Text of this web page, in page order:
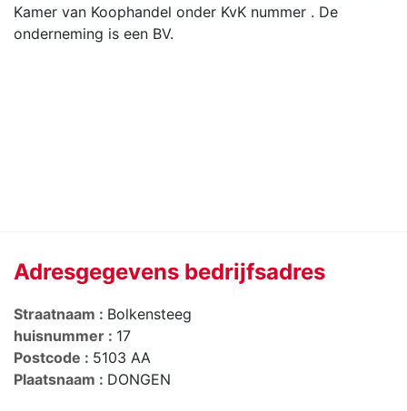
Kamer van Koophandel onder KvK nummer . De
onderneming is een BV.
Adresgegevens bedrijfsadres
Straatnaam : Bolkensteeg
huisnummer : 17
Postcode : 5103 AA
Plaatsnaam : DONGEN